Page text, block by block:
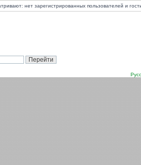
нет зарегистрированных пользователей и